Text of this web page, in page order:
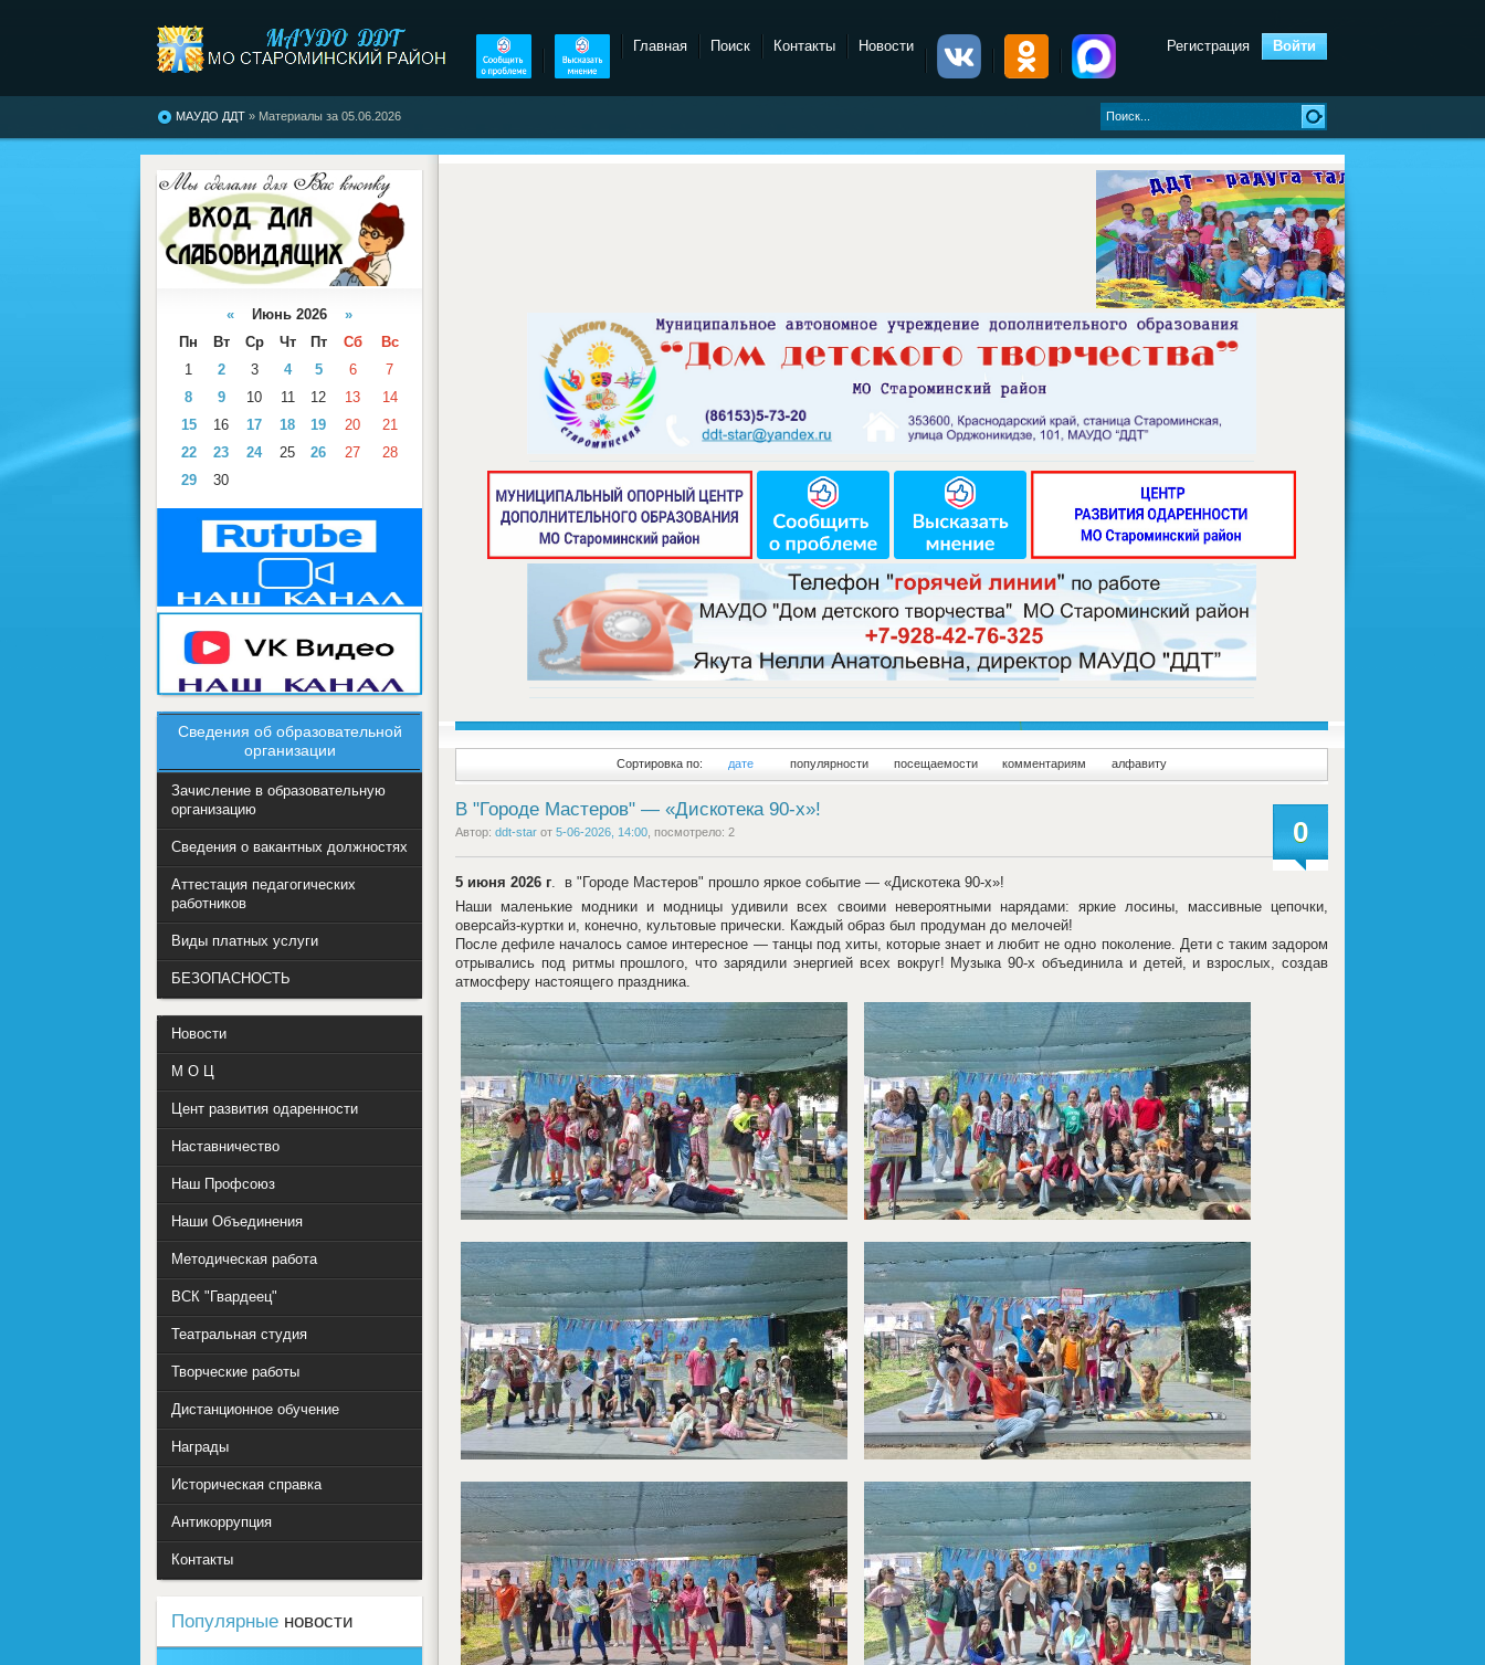
Регистрация Войти
Главная Поиск Контакты Новости
МАУДО ДДТ » Материалы за 05.06.2026
Сортировка по: дате популярности посещаемости комментариям алфавиту
0
В "Городе Мастеров" — «Дискотека 90-х»!
Автор: ddt-star от 5-06-2026, 14:00 , посмотрело: 2
5 июня 2026 г . в "Городе Мастеров" прошло яркое событие — «Дискотека 90-х»!
Наши маленькие модники и модницы удивили всех своими невероятными нарядами: яркие лосины, массивные цепочки,
оверсайз-куртки и, конечно, культовые прически. Каждый образ был продуман до мелочей!
После дефиле началось самое интересное — танцы под хиты, которые знает и любит не одно поколение. Дети с таким задором
отрывались под ритмы прошлого, что зарядили энергией всех вокруг! Музыка 90-х объединила и детей, и взрослых, создав
атмосферу настоящего праздника.
« Июнь 2026 »
Пн
Вт Ср Чт Пт Сб
Вс
1
2 3 4 5 6
7
8
9 10 11 12 13
14
15
16 17 18 19 20
21
22
23 24 25 26 27
28
29
30
Сведения об образовательной
организации
Зачисление в образовательную
организацию
Сведения о вакантных должностях
Аттестация педагогических
работников
Виды платных услуги
БЕЗОПАСНОСТЬ
Новости
М О Ц
Цент развития одаренности
Наставничество
Наш Профсоюз
Наши Объединения
Методическая работа
ВСК "Гвардеец"
Театральная студия
Творческие работы
Дистанционное обучение
Награды
Историческая справка
Антикоррупция
Контакты
Популярные новости